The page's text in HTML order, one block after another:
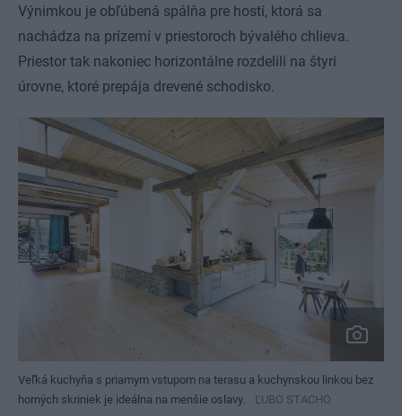
Výnimkou je obľúbená spálňa pre hostí, ktorá sa
nachádza na prízemí v priestoroch bývalého chlieva.
Priestor tak nakoniec horizontálne rozdelili na štyri
úrovne, ktoré prepája drevené schodisko.
Veľká kuchyňa s priamym vstupom na terasu a kuchynskou linkou bez
horných skriniek je ideálna na menšie oslavy.
ĽUBO STACHO